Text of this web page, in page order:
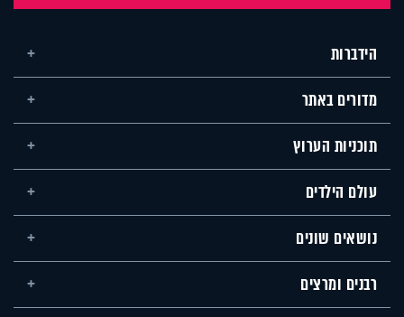
הידברות
מדורים באתר
תוכניות הערוץ
עולם הילדים
נושאים שונים
רבנים ומרצים